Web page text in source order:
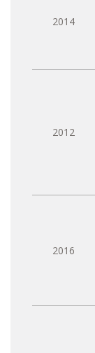
2014
2012
2016